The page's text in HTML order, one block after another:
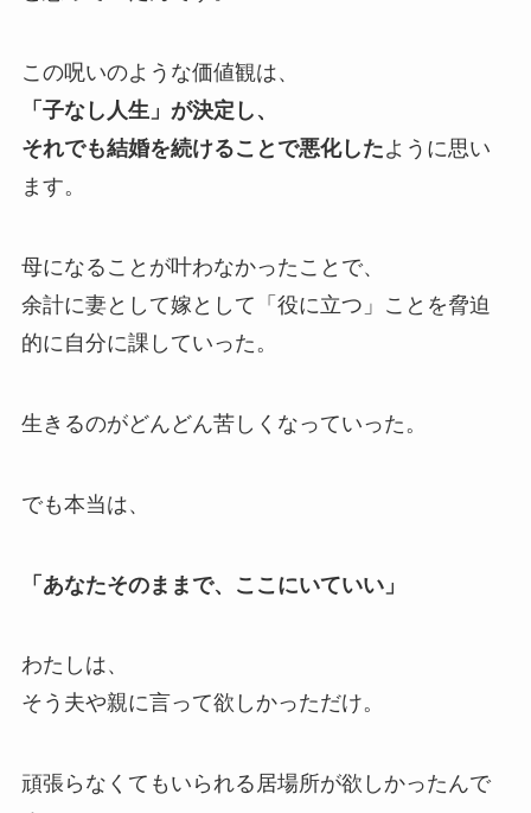
この呪いのような価値観は、
「子なし人生」が決定し、
それでも結婚を続けることで悪化したように思い
ます。
母になることが叶わなかったことで、
余計に妻として嫁として「役に立つ」ことを脅迫
的に自分に課していった。
生きるのがどんどん苦しくなっていった。
でも本当は、
「あなたそのままで、ここにいていい」
わたしは、
そう夫や親に言って欲しかっただけ。
頑張らなくてもいられる居場所が欲しかったんで